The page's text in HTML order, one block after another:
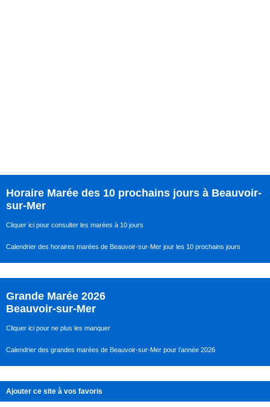
Horaire Marée des 10 prochains jours à Beauvoir-
sur-Mer
Cliquer ici pour consulter les marées à 10 jours
Calendrier des horaires marées de Beauvoir-sur-Mer jour les 10 prochains jours
Grande Marée 2026
Beauvoir-sur-Mer
Cliquer ici pour ne plus les manquer
Calendrier des grandes marées de Beauvoir-sur-Mer pour l’année 2026
Ajouter ce site à vos favoris